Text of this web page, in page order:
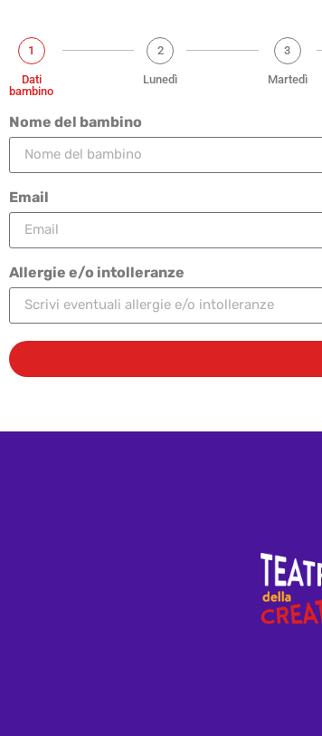
1
Dati
bambino
2
Lunedì
3
Martedì
Nome del bambino
Email
Allergie e/o intolleranze